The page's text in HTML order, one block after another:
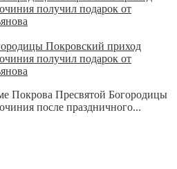
Покровский приход
получил подарок от
Покрова Пресвятой Богородицы
после праздничного...